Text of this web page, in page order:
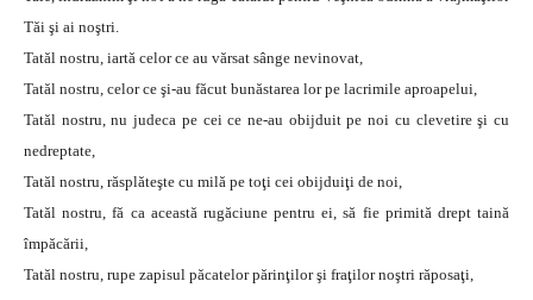
Tăi şi ai noştri.
Tatăl nostru, iartă celor ce au vărsat sânge nevinovat,
Tatăl nostru, celor ce şi-au făcut bunăstarea lor pe lacrimile aproapelui,
Tatăl nostru, nu judeca pe cei ce ne-au obijduit pe noi cu clevetire şi cu
nedreptate,
Tatăl nostru, răsplăteşte cu milă pe toţi cei obijduiţi de noi,
Tatăl nostru, fă ca această rugăciune pentru ei, să fie primită drept taină
împăcării,
Tatăl nostru, rupe zapisul păcatelor părinţilor şi fraţilor noştri răposaţi,